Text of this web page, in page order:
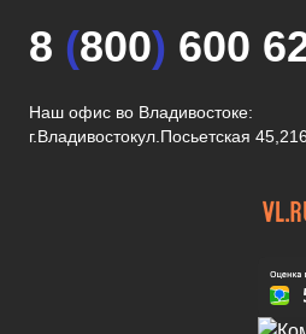
8 (800) 600
Наш офис во Владивостоке:
г.Владивостокул.Посьетская